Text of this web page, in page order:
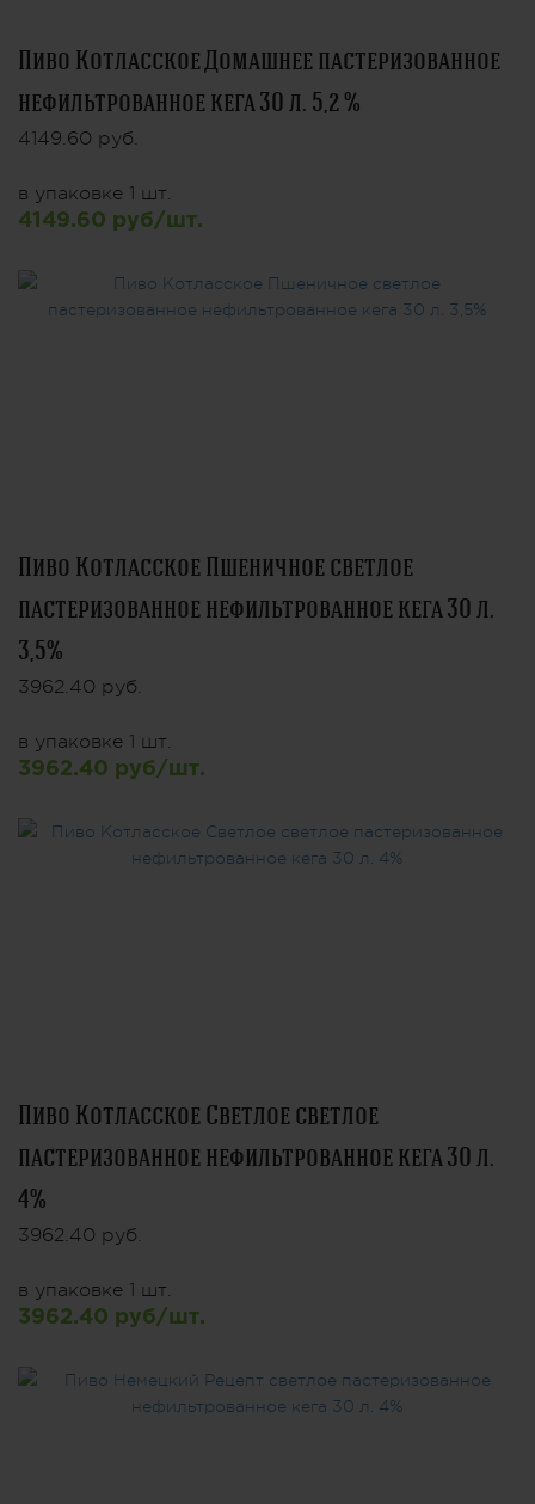
Пиво Котласское Домашнее пастеризованное
нефильтрованное кега 30 л. 5,2 %
4149.60 руб.
в упаковке 1 шт.
4149.60 руб/шт.
Пиво Котласское Пшеничное светлое
пастеризованное нефильтрованное кега 30 л.
3,5%
3962.40 руб.
в упаковке 1 шт.
3962.40 руб/шт.
Пиво Котласское Светлое светлое
пастеризованное нефильтрованное кега 30 л.
4%
3962.40 руб.
в упаковке 1 шт.
3962.40 руб/шт.